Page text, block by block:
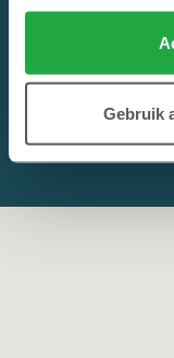
Klik hier voor
Gebruik
© 2026 Copyright
Privacy,Cookiesen